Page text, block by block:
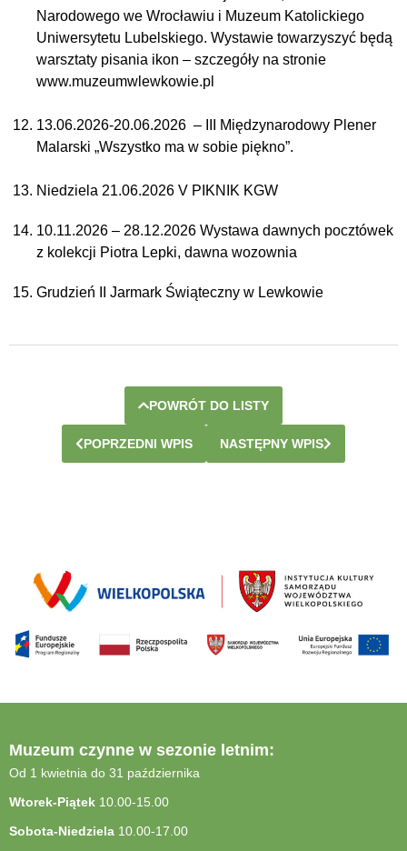
Narodowego we Wrocławiu i Muzeum Katolickiego
Uniwersytetu Lubelskiego. Wystawie towarzyszyć będą
warsztaty pisania ikon – szczegóły na stronie
www.muzeumwlewkowie.pl
13.06.2026-20.06.2026 – III Międzynarodowy Plener
Malarski „Wszystko ma w sobie piękno”.
Niedziela 21.06.2026 V PIKNIK KGW
10.11.2026 – 28.12.2026 Wystawa dawnych pocztówek
z kolekcji Piotra Lepki, dawna wozownia
Grudzień II Jarmark Świąteczny w Lewkowie
POWRÓT DO LISTY
POPRZEDNI WPIS NASTĘPNY WPIS
Muzeum czynne w sezonie letnim:
Od 1 kwietnia do 31 października
Wtorek-Piątek 10.00-15.00
Sobota-Niedziela 10.00-17.00